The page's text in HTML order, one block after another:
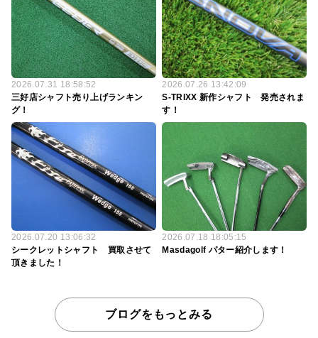
2026.07.31 18:58:52
三好店シャフト売り上げランキン
グ！
2026.07.26 13:42:09
S-TRIXX 新作シャフト 発売されま
す！
2026.07.20 13:06:32
シークレットシャフト 買取させて
頂きました！
2026.07.18 18:05:15
Masdagolf パター紹介します！
ブログをもっとみる